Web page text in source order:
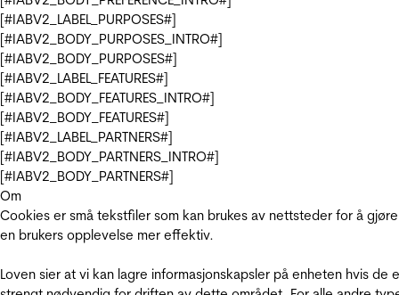
[#IABV2_LABEL_PURPOSES#]
[#IABV2_BODY_PURPOSES_INTRO#]
[#IABV2_BODY_PURPOSES#]
[#IABV2_LABEL_FEATURES#]
[#IABV2_BODY_FEATURES_INTRO#]
[#IABV2_BODY_FEATURES#]
[#IABV2_LABEL_PARTNERS#]
[#IABV2_BODY_PARTNERS_INTRO#]
[#IABV2_BODY_PARTNERS#]
Om
Cookies er små tekstfiler som kan brukes av nettsteder for å gjøre
en brukers opplevelse mer effektiv.
Loven sier at vi kan lagre informasjonskapsler på enheten hvis de